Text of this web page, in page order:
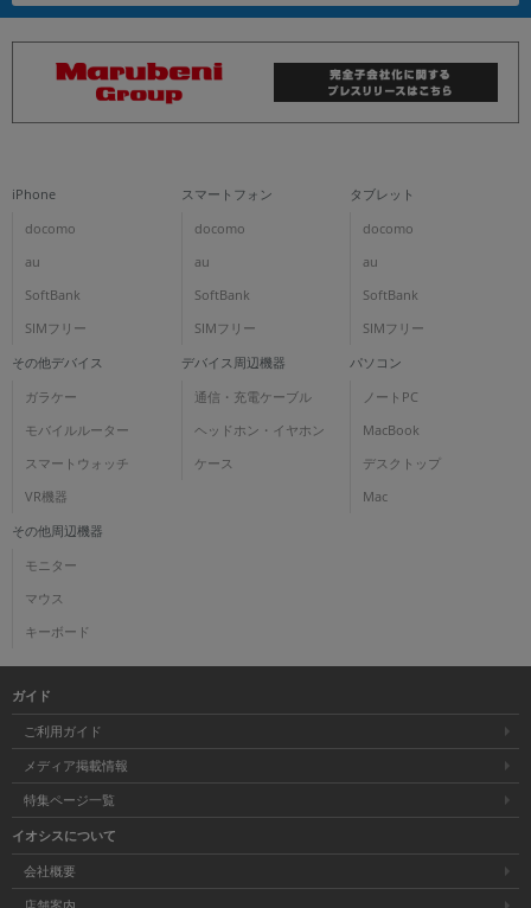
iPhone
docomo
au
SoftBank
SIMフリー
スマートフォン
docomo
au
SoftBank
SIMフリー
タブレット
docomo
au
SoftBank
SIMフリー
その他デバイス
ガラケー
モバイルルーター
スマートウォッチ
VR機器
デバイス周辺機器
通信・充電ケーブル
ヘッドホン・イヤホン
ケース
パソコン
ノートPC
MacBook
デスクトップ
Mac
その他周辺機器
モニター
マウス
キーボード
ガイド
ご利用ガイド
メディア掲載情報
特集ページ一覧
イオシスについて
会社概要